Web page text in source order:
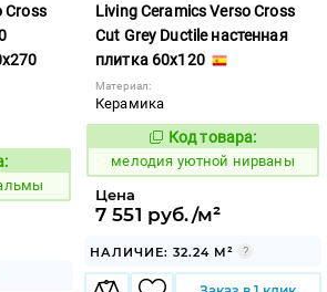
Cross
Living Ceramics Verso Cross
Cut Grey Ductile настенная
плитка 60x120
Материал:
Керамика
966934
Код товара:
мелодия уютной нирваны
Цена
7 551 руб./м²
НАЛИЧИЕ: 32.24 М²